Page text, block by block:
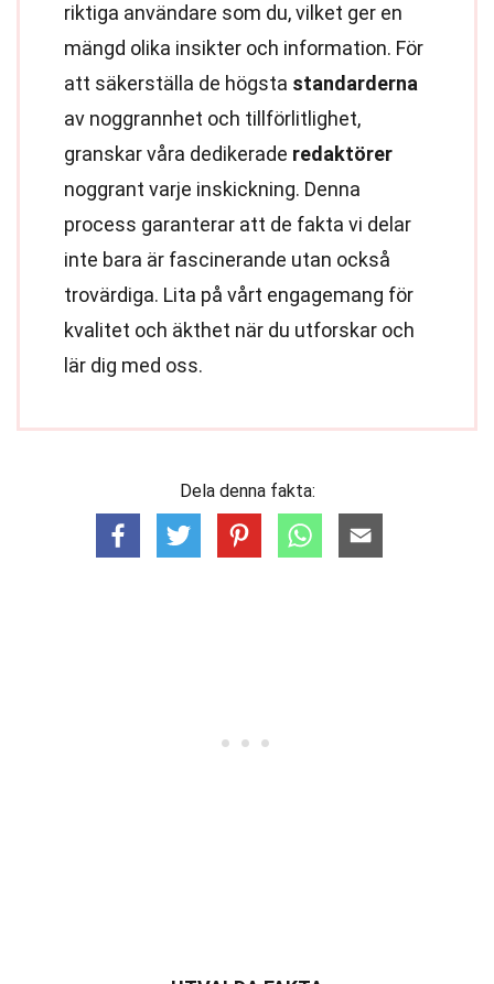
riktiga användare som du, vilket ger en
mängd olika insikter och information. För
att säkerställa de högsta standarderna
av noggrannhet och tillförlitlighet,
granskar våra dedikerade redaktörer
noggrant varje inskickning. Denna
process garanterar att de fakta vi delar
inte bara är fascinerande utan också
trovärdiga. Lita på vårt engagemang för
kvalitet och äkthet när du utforskar och
lär dig med oss.
Dela denna fakta: